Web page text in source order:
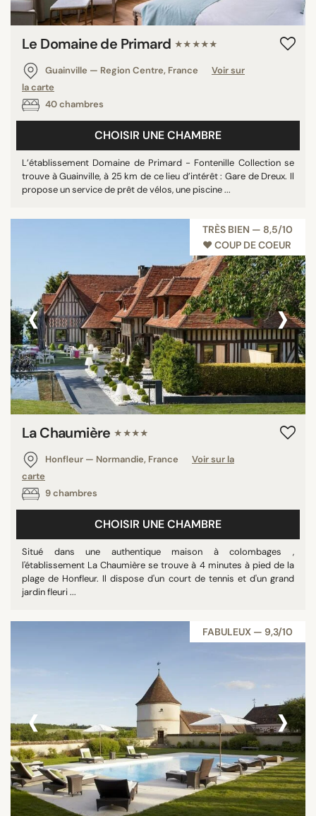
Le Domaine de Primard ★★★★★
Guainville — Region Centre, France
Voir sur
la carte
40 chambres
CHOISIR UNE CHAMBRE
L’établissement Domaine de Primard - Fontenille Collection se
trouve à Guainville, à 25 km de ce lieu d’intérêt : Gare de Dreux. Il
propose un service de prêt de vélos, une piscine ...
TRÈS BIEN — 8,5/10
♥︎ COUP DE COEUR
‹ ›
La Chaumière ★★★★
Honfleur — Normandie, France
Voir sur la
carte
9 chambres
CHOISIR UNE CHAMBRE
Situé dans une authentique maison à colombages ,
l'établissement La Chaumière se trouve à 4 minutes à pied de la
plage de Honfleur. Il dispose d'un court de tennis et d'un grand
jardin fleuri ...
FABULEUX — 9,3/10
‹ ›